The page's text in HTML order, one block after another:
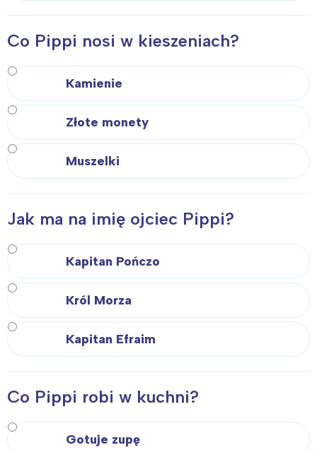
Co Pippi nosi w kieszeniach?
Kamienie
Złote monety
Muszelki
Jak ma na imię ojciec Pippi?
Kapitan Pończo
Król Morza
Kapitan Efraim
Co Pippi robi w kuchni?
Gotuje zupę